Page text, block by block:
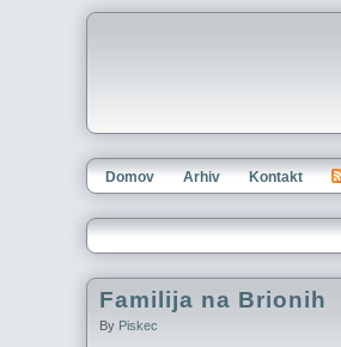
Domov Arhiv Kontakt
Familija na Brionih
By Piskec